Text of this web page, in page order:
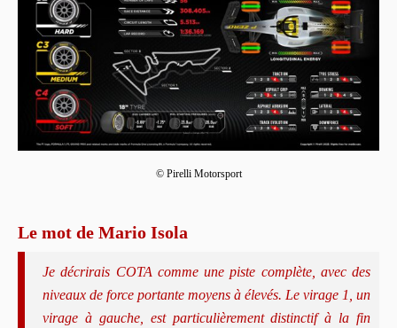
© Pirelli Motorsport
Le mot de Mario Isola
Je décrirais COTA comme une piste complète, avec des
niveaux de force portante moyens à élevés. Le virage 1, un
virage à gauche, est particulièrement distinctif à la fin